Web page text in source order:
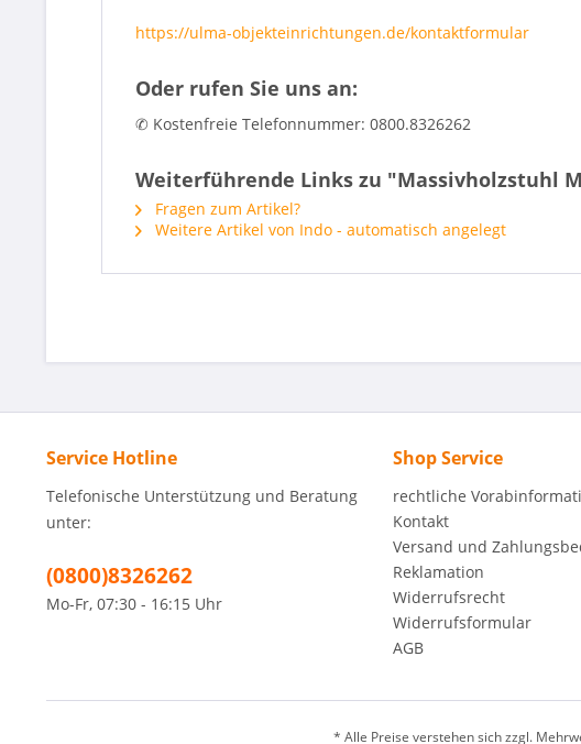
https://ulma-objekteinrichtungen.de/kontaktformular
Oder rufen Sie uns an:
✆ Kostenfreie Telefonnummer: 0800.8326262
Weiterführende Links zu "Massivholzstuhl
Fragen zum Artikel?
Weitere Artikel von Indo - automatisch angelegt
Service Hotline
Telefonische Unterstützung und Beratung
unter:
(0800)8326262
Mo-Fr, 07:30 - 16:15 Uhr
Shop Service
rechtliche
Kontakt
Versand und
Reklamation
Widerrufsrecht
Widerrufsformular
AGB
* Alle Preise verstehen sich zzgl.